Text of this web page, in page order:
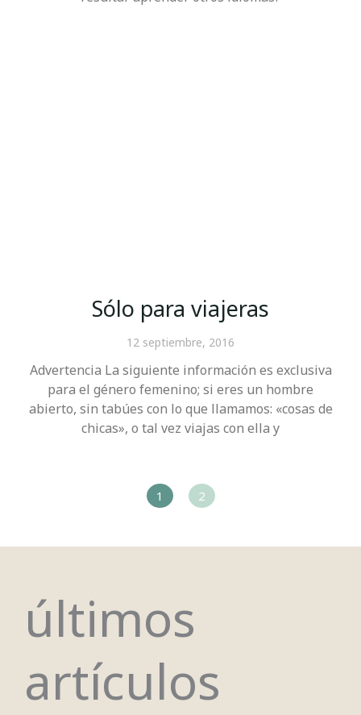
Sólo para viajeras
12 septiembre, 2016
Advertencia La siguiente información es exclusiva
para el género femenino; si eres un hombre
abierto, sin tabúes con lo que llamamos: «cosas de
chicas», o tal vez viajas con ella y
1 2
últimos
artículos